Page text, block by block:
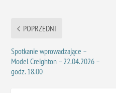
POPRZEDNI
Spotkanie wprowadzające –
Model Creighton – 22.04.2026 –
godz. 18.00